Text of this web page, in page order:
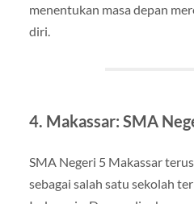
menentukan masa depan
diri.
4. Makassar: SMA
SMA Negeri 5 Makassar
sebagai salah satu sekolah